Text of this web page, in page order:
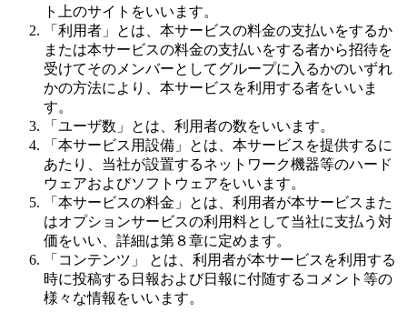
ト上のサイトをいいます。
「利用者」とは、本サービスの料金の支払いをするか
または本サービスの料金の支払いをする者から招待を
受けてそのメンバーとしてグループに入るかのいずれ
かの方法により、本サービスを利用する者をいいま
す。
「ユーザ数」とは、利用者の数をいいます。
「本サービス用設備」とは、本サービスを提供するに
あたり、当社が設置するネットワーク機器等のハード
ウェアおよびソフトウェアをいいます。
「本サービスの料金」とは、利用者が本サービスまた
はオプションサービスの利用料として当社に支払う対
価をいい、詳細は第８章に定めます。
「コンテンツ」 とは、利用者が本サービスを利用する
時に投稿する日報および日報に付随するコメント等の
様々な情報をいいます。